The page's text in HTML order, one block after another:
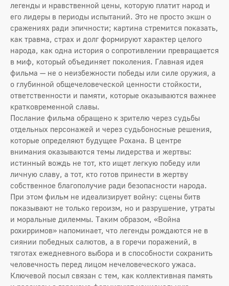
легенды и нравственной цены, которую платит народ и
его лидеры в периоды испытаний. Это не просто экшн о
сражениях ради эпичности; картина стремится показать,
как травма, страх и долг формируют характер целого
народа, как одна история о сопротивлении превращается
в миф, который объединяет поколения. Главная идея
фильма — не о неизбежности победы или силе оружия, а
о глубинной общечеловеческой ценности стойкости,
ответственности и памяти, которые оказываются важнее
кратковременной славы.
Послание фильма обращено к зрителю через судьбы
отдельных персонажей и через судьбоносные решения,
которые определяют будущее Рохана. В центре
внимания оказываются темы лидерства и жертвы:
истинный вождь не тот, кто ищет легкую победу или
личную славу, а тот, кто готов принести в жертву
собственное благополучие ради безопасности народа.
При этом фильм не идеализирует войну: сцены битв
показывают не только героизм, но и разрушение, утраты
и моральные дилеммы. Таким образом, «Война
рохирримов» напоминает, что легенды рождаются не в
сиянии победных салютов, а в горечи поражений, в
тяготах ежедневного выбора и в способности сохранить
человечность перед лицом нечеловеческого ужаса.
Ключевой посыл связан с тем, как коллективная память